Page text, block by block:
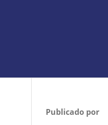
Publicado por